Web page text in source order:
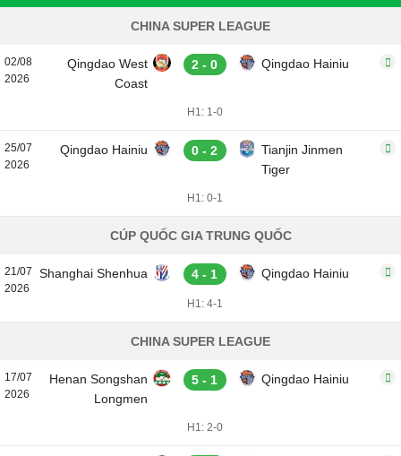
CHINA SUPER LEAGUE
02/08
2026
Qingdao West
Coast
2 - 0 Qingdao Hainiu
H1: 1-0
25/07
2026
Qingdao Hainiu 0 - 2
Tianjin Jinmen
Tiger
H1: 0-1
CÚP QUỐC GIA TRUNG QUỐC
21/07
2026
Shanghai Shenhua 4 - 1 Qingdao Hainiu
H1: 4-1
CHINA SUPER LEAGUE
17/07
2026
Henan Songshan
Longmen
5 - 1 Qingdao Hainiu
H1: 2-0